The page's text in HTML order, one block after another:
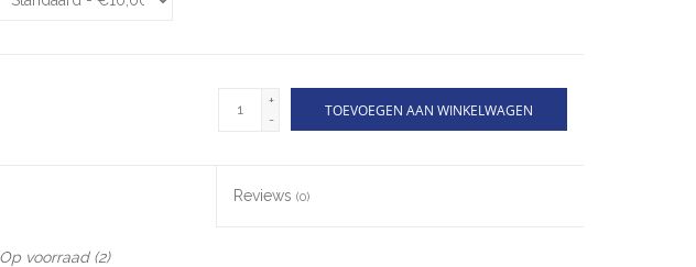
+
-
TOEVOEGEN AAN WINKELWAGEN
Reviews(0)
Op voorraad(2)